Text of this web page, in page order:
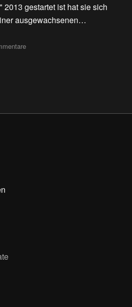
2013 gestartet ist hat sie sich
ausgewachsenen…